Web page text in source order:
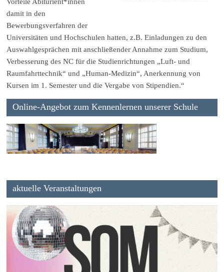
damit in den
Bewerbungsverfahren der
Universitäten und Hochschulen hatten, z.B. Einladungen zu den
Auswahlgesprächen mit anschließender Annahme zum Studium,
Verbesserung des NC für die Studienrichtungen „Luft- und
Raumfahrttechnik“ und „Human-Medizin“, Anerkennung von
Kursen im 1. Semester und die Vergabe von Stipendien.“
Online-Angebot zum Kennenlernen unserer Schule
aktuelle Veranstaltungen